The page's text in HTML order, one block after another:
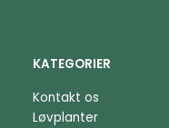
KATEGORIER
Kontakt os
Løvplanter